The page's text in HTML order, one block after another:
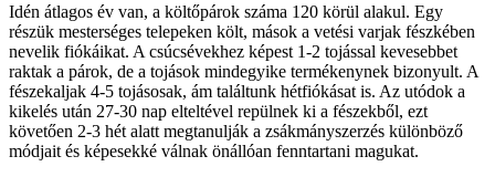
Idén átlagos év van, a költőpárok száma 120 körül alakul. Egy
részük mesterséges telepeken költ, mások a vetési varjak fészkében
nevelik fiókáikat. A csúcsévekhez képest 1-2 tojással kevesebbet
raktak a párok, de a tojások mindegyike termékenynek bizonyult. A
fészekaljak 4-5 tojásosak, ám találtunk hétfiókásat is. Az utódok a
kikelés után 27-30 nap elteltével repülnek ki a fészekből, ezt
követően 2-3 hét alatt megtanulják a zsákmányszerzés különböző
módjait és képesekké válnak önállóan fenntartani magukat.